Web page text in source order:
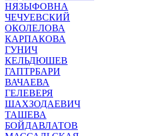
НЯЗЫФОВНА
ЧЕЧУЕВСКИЙ
ОКОЛЕЛОВА
КАРПАКОВА
ГУНИЧ
КЕЛЬДЮШЕВ
ГАПТРБАРИ
ВАЧАЕВА
ГЕЛЕВЕРЯ
ШАХЗОДАЕВИЧ
ТАШЕВА
БОЙДАВЛАТОВ